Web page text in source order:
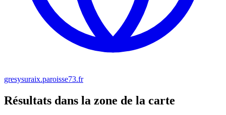
gresysuraix.paroisse73.fr
Résultats dans la zone de la carte